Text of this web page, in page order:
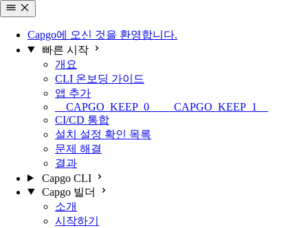
Capgo에 오신 것을 환영합니다.
빠른 시작
개요
CLI 온보딩 가이드
앱 추가
__CAPGO_KEEP_0__ __CAPGO_KEEP_1__
CI/CD 통합
설치 설정 확인 목록
문제 해결
결과
Capgo CLI
Capgo 빌더
소개
시작하기